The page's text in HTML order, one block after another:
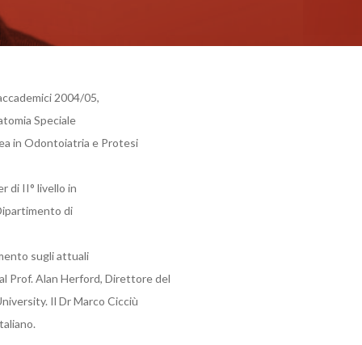
2004/05,
Speciale
in Odontoiatria e Protesi
di II° livello in
di
sugli attuali
Prof. Alan Herford, Direttore del
Il Dr Marco Cicciù